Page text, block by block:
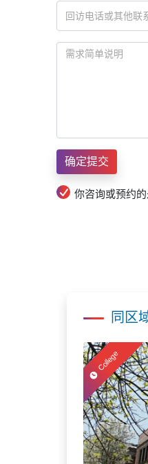
你咨询或预约
同区
College